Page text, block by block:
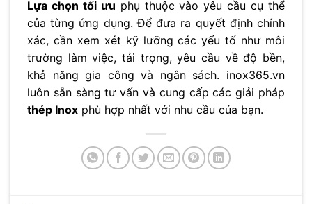
Lựa chọn tối ưu phụ thuộc vào yêu cầu cụ thể
của từng ứng dụng. Để đưa ra quyết định chính
xác, cần xem xét kỹ lưỡng các yếu tố như môi
trường làm việc, tải trọng, yêu cầu về độ bền,
khả năng gia công và ngân sách. inox365.vn
luôn sẵn sàng tư vấn và cung cấp các giải pháp
thép Inox phù hợp nhất với nhu cầu của bạn.